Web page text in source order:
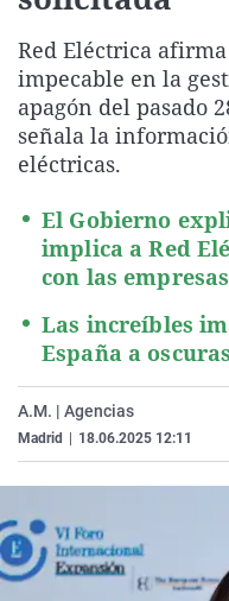
Red Eléctrica
impecable en la
apagón del pasado
señala la
eléctricas.
El Gobierno
implica a Red
con las
Las increíbles
España a
A.M. | Agencias
Madrid 18.06.2025 12:11